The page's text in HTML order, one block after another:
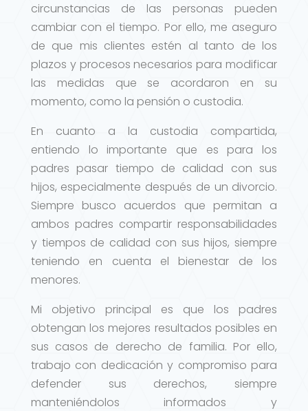
circunstancias de las personas pueden
cambiar con el tiempo. Por ello, me aseguro
de que mis clientes estén al tanto de los
plazos y procesos necesarios para modificar
las medidas que se acordaron en su
momento, como la pensión o custodia.
En cuanto a la custodia compartida,
entiendo lo importante que es para los
padres pasar tiempo de calidad con sus
hijos, especialmente después de un divorcio.
Siempre busco acuerdos que permitan a
ambos padres compartir responsabilidades
y tiempos de calidad con sus hijos, siempre
teniendo en cuenta el bienestar de los
menores.
Mi objetivo principal es que los padres
obtengan los mejores resultados posibles en
sus casos de derecho de familia. Por ello,
trabajo con dedicación y compromiso para
defender sus derechos, siempre
manteniéndolos informados y